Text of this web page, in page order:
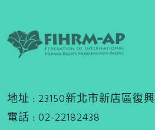
地址 : 23150新北市新店區復興
電話 : 02-22182438